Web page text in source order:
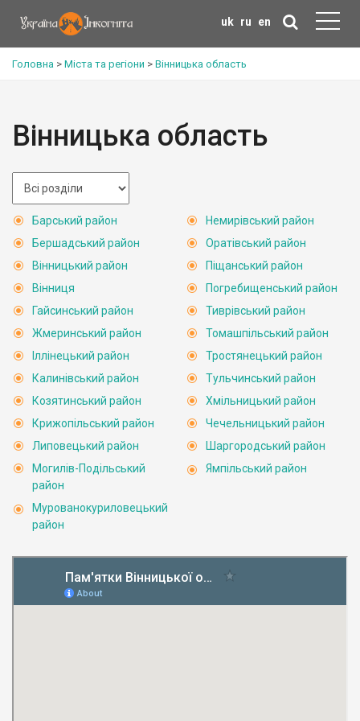
uk ru en
Головна > Міста та регіони > Вінницька область
Вінницька область
Барський район
Бершадський район
Вінницький район
Вінниця
Гайсинський район
Жмеринський район
Іллінецький район
Калинівський район
Козятинський район
Крижопільський район
Липовецький район
Могилів-Подільський
район
Мурованокуриловецький
район
Немирівський район
Оратівський район
Піщанський район
Погребищенський район
Тиврівський район
Томашпільський район
Тростянецький район
Тульчинський район
Хмільницький район
Чечельницький район
Шаргородський район
Ямпільський район